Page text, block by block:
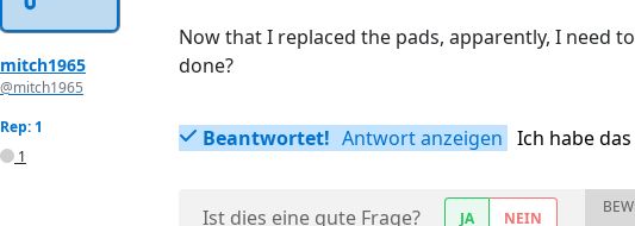
mitch1965
@mitch1965
Rep: 1
1
Now that I replaced the pads, apparently, I need
done?
Beantwortet! Antwort anzeigen Ich habe
Ist dies eine gute Frage? JA NEIN